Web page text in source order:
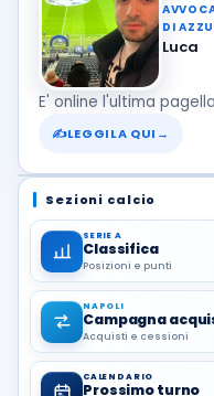
DI
Luca
E' online l'ultima
✍LEGGILA QUI →
Sezioni calcio
SERIE A
Classifica
Posizioni e punti
NAPOLI
Campagna
Acquisti e cessioni
CALENDARIO
Prossimo turno